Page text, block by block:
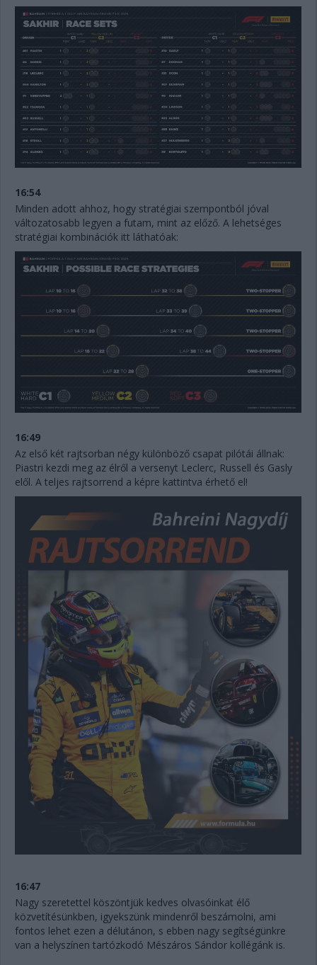
16:54
Minden adott ahhoz, hogy stratégiai szempontból jóval
változatosabb legyen a futam, mint az előző. A lehetséges
stratégiai kombinációk itt láthatóak:
16:49
Az első két rajtsorban négy különböző csapat pilótái állnak:
Piastri kezdi meg az élről a versenyt Leclerc, Russell és Gasly
elől. A teljes rajtsorrend a képre kattintva érhető el!
16:47
Nagy szeretettel köszöntjük kedves olvasóinkat élő
közvetítésünkben, igyekszünk mindenről beszámolni, ami
fontos lehet ezen a délutánon, s ebben nagy segítségünkre
van a helyszínen tartózkodó Mészáros Sándor kollégánk is.